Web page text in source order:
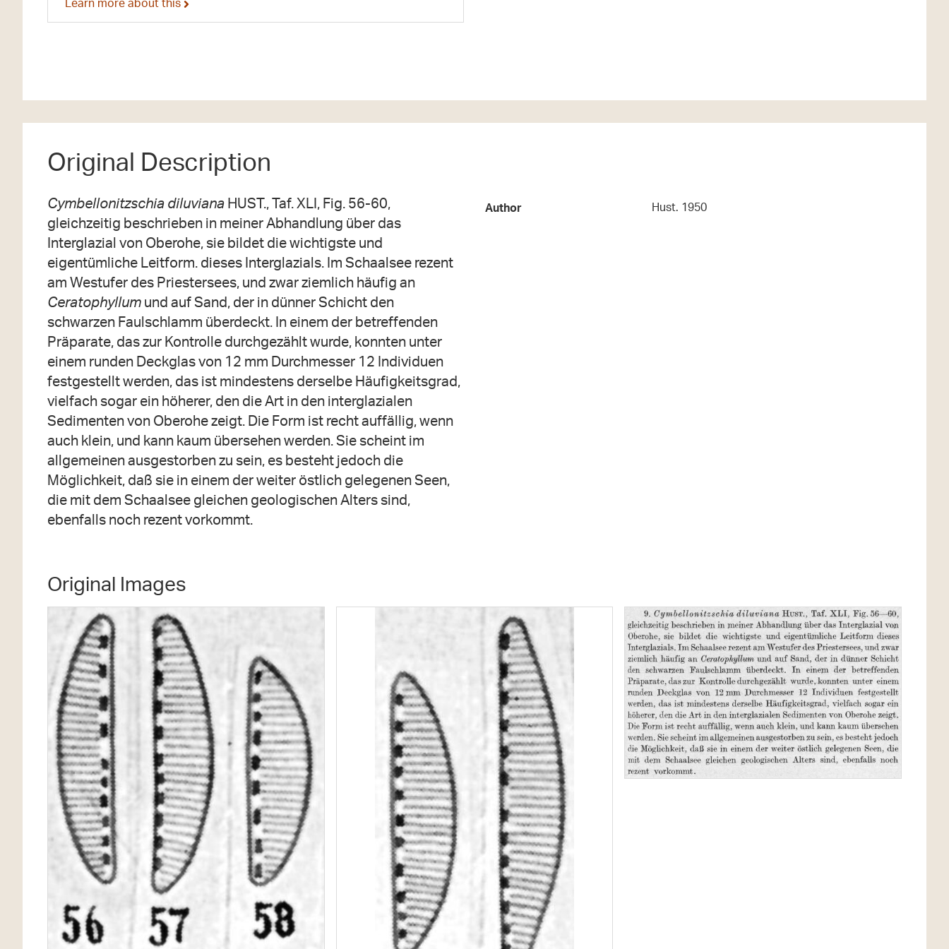
Learn more about this
Original Description
Cymbellonitzschia diluviana ΗUST., Taf. XLI, Fig. 56-60,
gleichzeitig beschrieben in meiner Abhandlung über das
Interglazial von Oberohe, sie bildet die wichtigste und
eigentümliche Leitform. dieses Interglazials. Im Schaalsee rezent
am Westufer des Priestersees, und zwar ziemlich häufig an
Ceratophyllum und auf Sand, der in dünner Schicht den
schwarzen Faulschlamm überdeckt. In einem der betreffenden
Präparate, das zur Kontrolle durchgezählt wurde, konnten unter
einem runden Deckglas von 12 mm Durchmesser 12 Individuen
festgestellt werden, das ist mindestens derselbe Häufigkeitsgrad,
vielfach sogar ein höherer, den die Art in den interglazialen
Sedimenten von Oberohe zeigt. Die Form ist recht auffällig, wenn
auch klein, und kann kaum übersehen werden. Sie scheint im
allgemeinen ausgestorben zu sein, es besteht jedoch die
Μöglichkeit, daß sie in einem der weiter östlich gelegenen Seen,
die mit dem Schaalsee gleichen geologischen Alters sind,
ebenfalls noch rezent vorkommt.
Author Hust. 1950
Original Images